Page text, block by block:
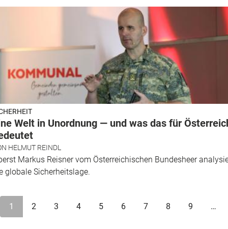
Welt in Unordnung — und was das für
HELMUT REINDL
Markus Reisner vom Österreichischen Bundesheer
globale Sicherheitslage.
Seitennummerierung
1 2 3 4 5 6 7 8 9 …